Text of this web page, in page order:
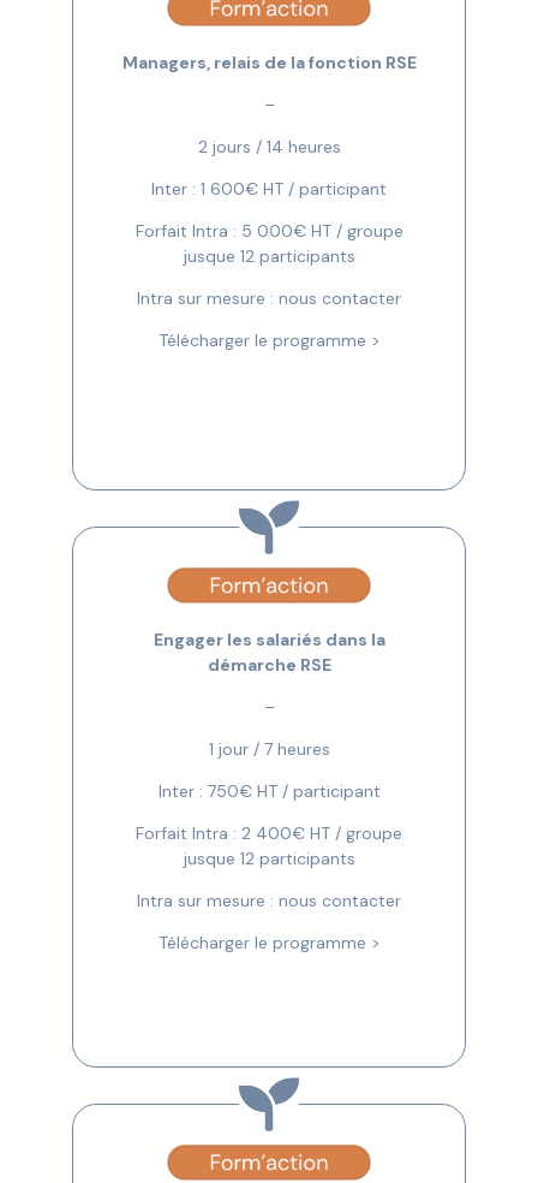
Managers, relais de la fonction RSE
–
2 jours / 14 heures
Inter : 1 600€ HT / participant
Forfait Intra : 5 000€ HT / groupe
jusque 12 participants
Intra sur mesure : nous contacter
Télécharger le programme >
Engager les salariés dans la
démarche RSE
–
1 jour / 7 heures
Inter : 750€ HT / participant
Forfait Intra : 2 400€ HT / groupe
jusque 12 participants
Intra sur mesure : nous contacter
Télécharger le programme >